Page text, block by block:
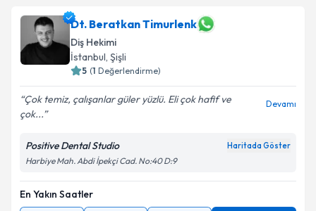
Dt. Beratkan Timurlenk
Diş Hekimi
İstanbul, Şişli
5 (1 Değerlendirme)
Çok temiz, çalışanlar güler yüzlü. Eli çok hafif ve
çok...
Devamı
Positive Dental Studio Haritada Göster
Harbiye Mah. Abdi İpekçi Cad. No:40 D:9
En Yakın Saatler